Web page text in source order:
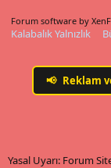
Forum software by
Kalabalık Yalnızlık
📢 Reklam
Yasal Uyarı: Forum